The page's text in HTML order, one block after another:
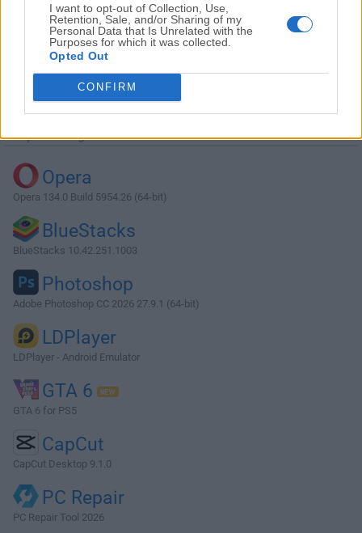
I want to opt-out of Collection, Use,
Retention, Sale, and/or Sharing of my
Personal Data that Is Unrelated with the
Purposes for which it was collected.
Opted Out
CONFIRM
Descargar StarUML 5.1.0
¿Por qué se publica esta aplicación en Filehorse? (
información)
Top Descargas
Opera
Opera 134.0 Build 5954.26 (64-bit)
BlueStacks
BlueStacks 10.42.251.1003
Photoshop
Adobe Photoshop CC 2026 27.9.1 (64-bit)
LDPlayer
LDPlayer - Android Emulator
GTA 6
GTA 6 for PS5
CapCut
CapCut Desktop 9.1.0
PC Repair
PC Repair Tool 2026